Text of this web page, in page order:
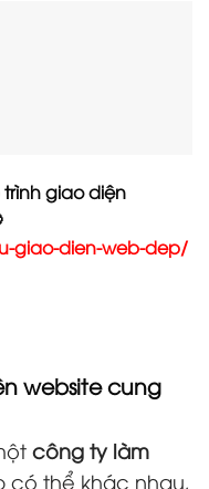
giao diện
giao-dien-web-dep/
website cung
công ty làm
có thể khác nhau,